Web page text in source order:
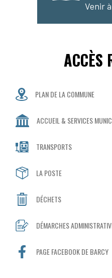
Venir
ACCÈS
PLAN DE LA COMMUNE
ACCUEIL & SERVICES
TRANSPORTS
LA POSTE
DÉCHETS
DÉMARCHES
PAGE FACEBOOK DE BARCY